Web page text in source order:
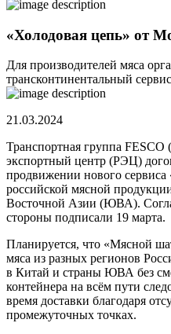
«Холодовая цепь» от
Для производителей мяса
трансконтинентальный сервис
21.03.2024
Транспортная группа
экспортный центр (РЭЦ)
продвижении нового
российской мясной
Восточной Азии (ЮВА).
стороны подписали 19 марта.
Планируется, что «Мясной
мяса из разных регионов
в Китай и страны ЮВА без
контейнера на всём пути
время доставки благодаря
промежуточных точках.